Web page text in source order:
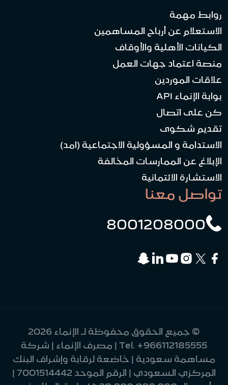
روابط مهمة
الاستعلام عن أرباح المساهمين
الكيانات الأهلية والأوقاف
منصة اعتماد جهات العمل
علاقات الموردين
بوابة الإنماء API
كن على اتصال
تقديم شكوى
الاستدامة و المسؤولية الاجتماعية (امد)
الإبلاغ عن الممارسات المخالفة
الاستشارة الائتمانية
تواصل معنا
8001208000
© جميع الحقوق محفوظة لـ الإنماء 2026
Tel. +966112185555
| مصرف الإنماء | شركة
مساهمة سعودية | خاضعة لرقابة وإشراف البنك
المركزي السعودي | الرقم الموحد 7001514442 |